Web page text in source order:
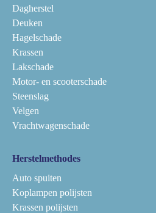
Dagherstel
Deuken
Hagelschade
Krassen
Lakschade
Motor- en scooterschade
Steenslag
Velgen
Vrachtwagenschade
Herstelmethodes
Auto spuiten
Koplampen polijsten
Krassen polijsten